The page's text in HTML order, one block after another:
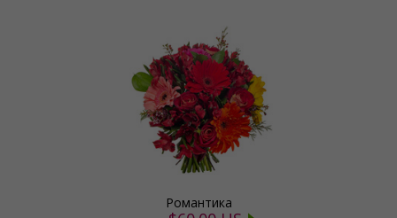
Романтика